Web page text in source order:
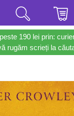
190 lei prin:
rugăm scrieți la